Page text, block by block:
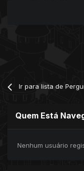
Ir para lista de
Quem Está
Nenhum usuário